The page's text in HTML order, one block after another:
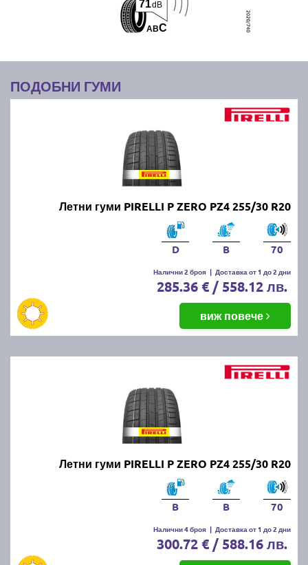
ABC
71dB
ПОДОБНИ ГУМИ
Летни гуми PIRELLI P ZERO PZ4 255/30 R20
D B 70
Налични 2 броя | Доставка от 1 до 2 дни
285.36 € / 558.12 лв.
виж повече
Летни гуми PIRELLI P ZERO PZ4 255/30 R20
B B 70
Налични 4 броя | Доставка от 1 до 2 дни
300.72 € / 588.16 лв.